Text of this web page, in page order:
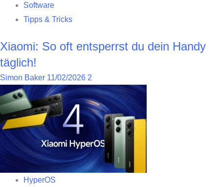
Software
Tipps & Tricks
Xiaomi: So oft entsperrst du dein Handy
täglich!
Simon Baker 11/02/2026 2
HyperOS